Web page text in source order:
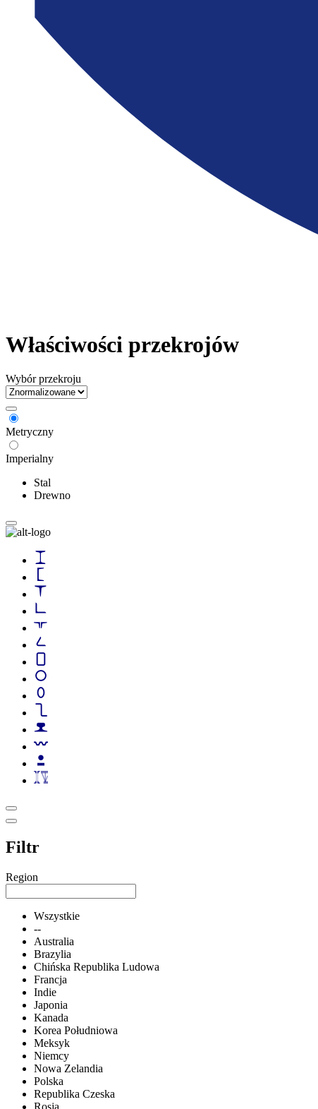
Właściwości przekrojów
Wybór przekroju
Metryczny
Imperialny
Stal
Drewno
Filtr
Region
Wszystkie
--
Australia
Brazylia
Chińska Republika Ludowa
Francja
Indie
Japonia
Kanada
Korea Południowa
Meksyk
Niemcy
Nowa Zelandia
Polska
Republika Czeska
Rosja